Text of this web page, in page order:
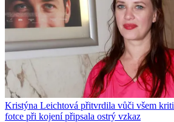
Kristýna Leichtová přitvrdila vůči všem
fotce při kojení připsala ostrý vzkaz